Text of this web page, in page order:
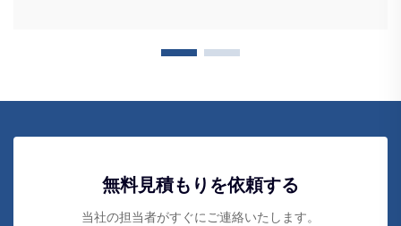
無料見積もりを依頼する
当社の担当者がすぐにご連絡いたします。